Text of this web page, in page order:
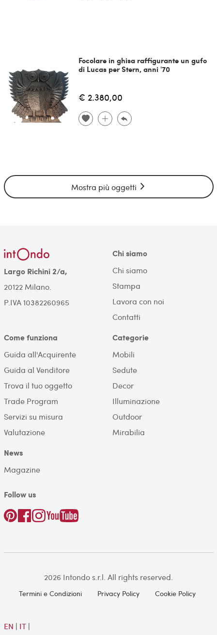
Focolare in ghisa raffigurante un gufo
di Lucas per Stern, anni '70
€ 2.380,00
Mostra più oggetti
Largo Richini 2/a,
20122 Milano.
P.IVA 10382260965
Chi siamo
Chi siamo
Stampa
Lavora con noi
Contatti
Come funziona
Guida all'Acquirente
Guida al Venditore
Trova il tuo oggetto
Trade Program
Servizi su misura
Valutazione
Categorie
Mobili
Sedute
Decor
Illuminazione
Outdoor
Mirabilia
News
Magazine
Follow us
2026 Intondo s.r.l. All rights reserved.
Termini e Condizioni Privacy Policy Cookie Policy
EN | IT|